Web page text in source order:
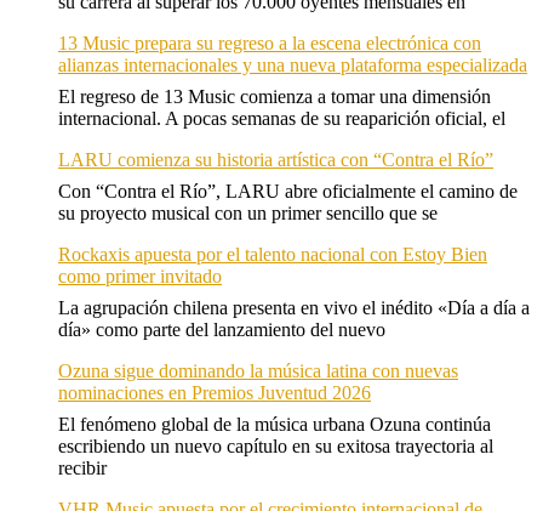
13 Music prepara su regreso a la escena electrónica con
alianzas internacionales y una nueva plataforma especializada
El regreso de 13 Music comienza a tomar una dimensión
internacional. A pocas semanas de su reaparición oficial, el
LARU comienza su historia artística con “Contra el Río”
Con “Contra el Río”, LARU abre oficialmente el camino de
su proyecto musical con un primer sencillo que se
Rockaxis apuesta por el talento nacional con Estoy Bien
como primer invitado
La agrupación chilena presenta en vivo el inédito «Día a día a
día» como parte del lanzamiento del nuevo
Ozuna sigue dominando la música latina con nuevas
nominaciones en Premios Juventud 2026
El fenómeno global de la música urbana Ozuna continúa
escribiendo un nuevo capítulo en su exitosa trayectoria al
recibir